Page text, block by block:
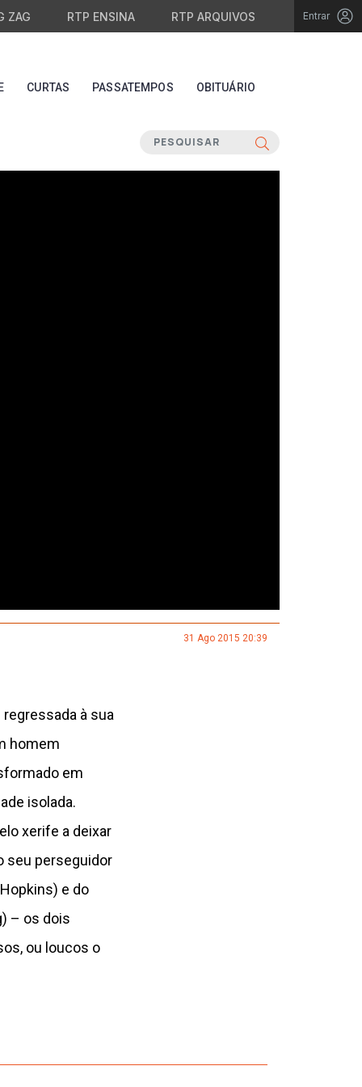
ZAG RTP ENSINA RTP ARQUIVOS Entrar
CURTAS PASSATEMPOS OBITUÁRIO
31 Ago 2015 20:39
à sua
homem
em
isolada.
xerife a deixar
seu perseguidor
e do
– os dois
ou loucos o